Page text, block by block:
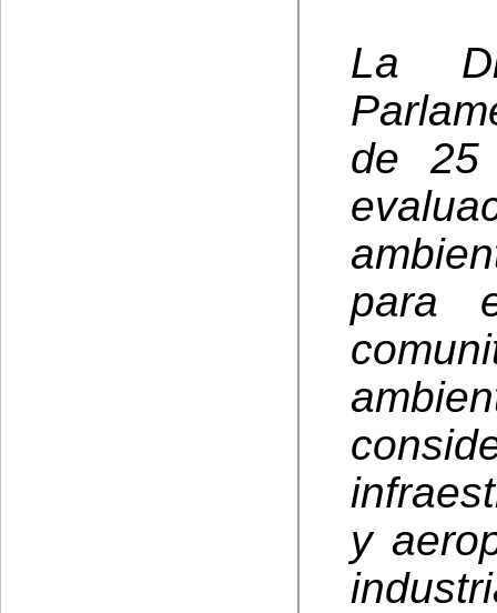
La
de 25
para
y